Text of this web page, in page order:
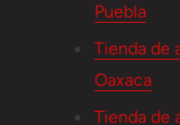
Puebla
Tienda de
Oaxaca
Tienda de